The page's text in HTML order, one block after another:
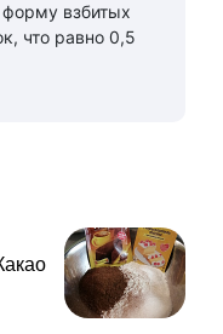
форму взбитых
что равно 0,5